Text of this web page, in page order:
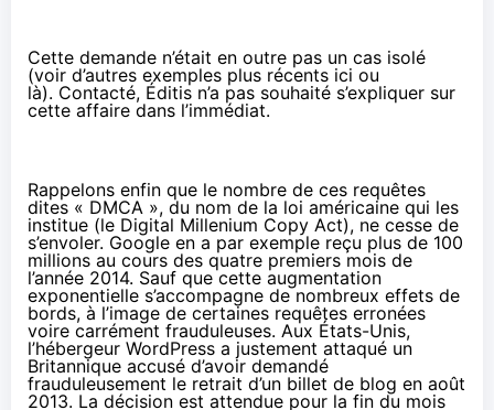
Cette demande n’était en outre pas un cas isolé
(voir d’autres exemples plus récents ici ou
là). Contacté, Éditis n’a pas souhaité s’expliquer sur
cette affaire dans l’immédiat.
Rappelons enfin que le nombre de ces requêtes
dites « DMCA », du nom de la loi américaine qui les
institue (le Digital Millenium Copy Act), ne cesse de
s’envoler. Google en a par exemple reçu plus de 100
millions au cours des quatre premiers mois de
l’année 2014. Sauf que cette augmentation
exponentielle s’accompagne de nombreux effets de
bords, à l’image de certaines requêtes erronées
voire carrément frauduleuses. Aux États-Unis,
l’hébergeur WordPress a justement attaqué un
Britannique accusé d’avoir demandé
frauduleusement le retrait d’un billet de blog en août
2013. La décision est attendue pour la fin du mois